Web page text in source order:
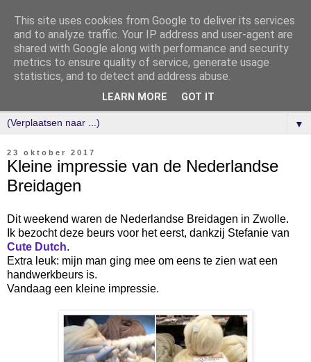
▼
23 oktober 2017
Kleine impressie van de Nederlandse
Breidagen
Dit weekend waren de Nederlandse Breidagen in Zwolle.
Ik bezochtdeze beurs voor het eerst, dankzij Stefanie van
Cute Dutch.
Extra leuk: mijn man ging mee om eens te zien wat een
handwerkbeurs is.
Vandaag een kleine impressie.
This site uses cookies from Google to deliver its services
and to analyze traffic. Your IP address and user-agent are
shared with Google along with performance and security
metrics to ensure quality of service, generate usage
statistics, and to detect and address abuse.
LEARN MORE GOT IT